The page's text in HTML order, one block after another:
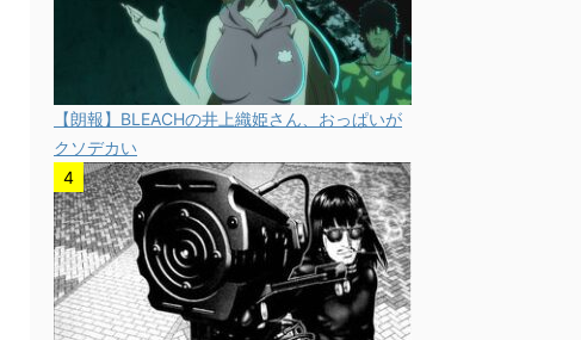
【朗報】BLEACHの井上織姫さん、おっぱいが
クソデカい